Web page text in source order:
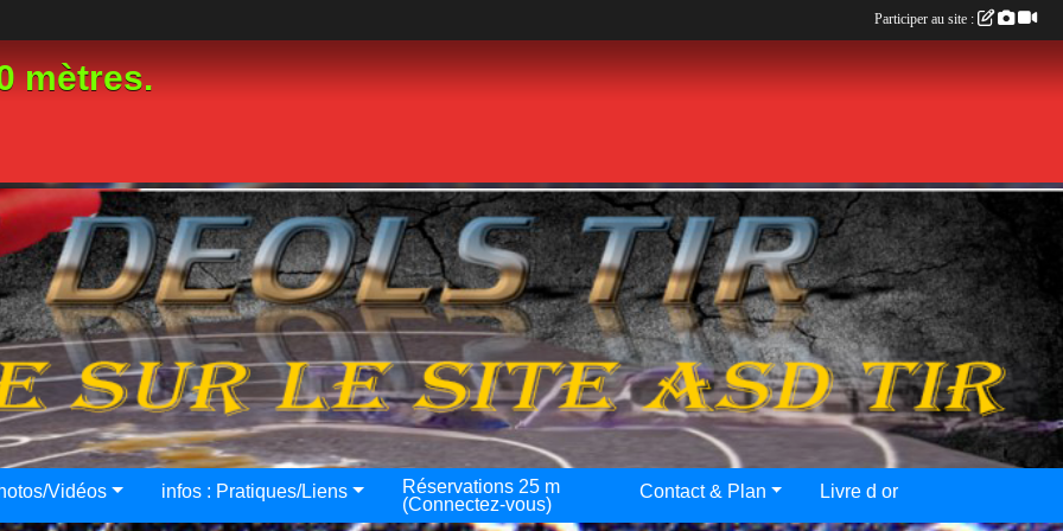
mètres.
Vidéos infos : Pratiques/Liens
Réservations 25 m
(Connectez-vous)
Contact & Plan Livre d or
Participer au site :